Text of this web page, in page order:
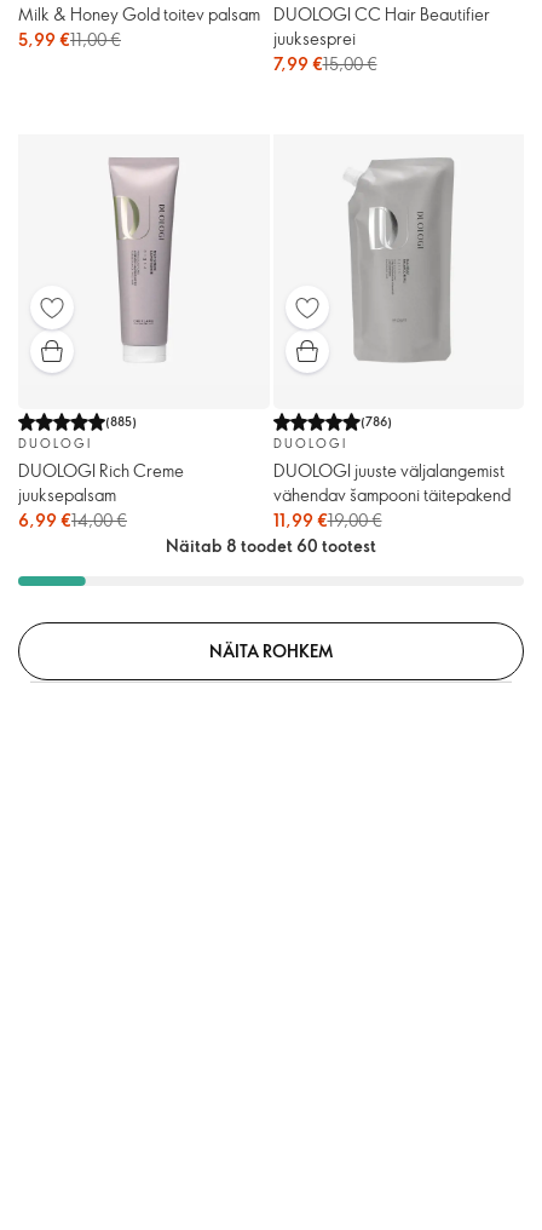
Milk & Honey Gold toitev palsam
5,99 €11,00 €
DUOLOGI CC Hair Beautifier
juuksesprei
7,99 €15,00 €
(885)
DUOLOGI
DUOLOGI Rich Creme
juuksepalsam
6,99 €14,00 €
(786)
DUOLOGI
DUOLOGI juuste väljalangemist
vähendav šampooni täitepakend
11,99 €19,00 €
Näitab 8 toodet 60 tootest
NÄITA ROHKEM